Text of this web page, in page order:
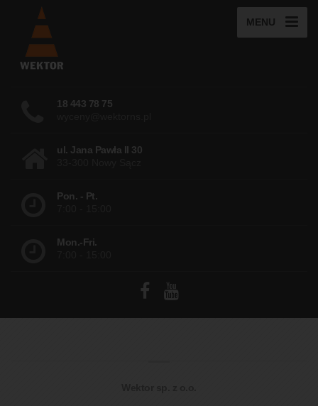
MENU
18 443 78 75
ul. Jana Pawła II 30
Pon. - Pt.
Mon.-Fri.